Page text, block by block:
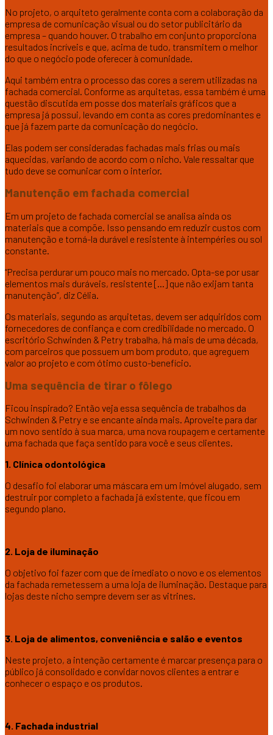
No projeto, o arquiteto geralmente conta com a colaboração da
empresa de comunicação visual ou do setor publicitário da
empresa – quando houver. O trabalho em conjunto proporciona
resultados incríveis e que, acima de tudo, transmitem o melhor
do que o negócio pode oferecer à comunidade.
Aqui também entra o processo das cores a serem utilizadas na
fachada comercial. Conforme as arquitetas, essa também é uma
questão discutida em posse dos materiais gráficos que a
empresa já possui, levando em conta as cores predominantes e
que já fazem parte da comunicação do negócio.
Elas podem ser consideradas fachadas mais frias ou mais
aquecidas, variando de acordo com o nicho. Vale ressaltar que
tudo deve se comunicar com o interior.
Manutenção em fachada comercial
Em um projeto de fachada comercial se analisa ainda os
materiais que a compõe. Isso pensando em reduzir custos com
manutenção e torná-la durável e resistente à intempéries ou sol
constante.
“Precisa perdurar um pouco mais no mercado. Opta-se por usar
elementos mais duráveis, resistente […] que não exijam tanta
manutenção”, diz Célia.
Os materiais, segundo as arquitetas, devem ser adquiridos com
fornecedores de confiança e com credibilidade no mercado. O
escritório Schwinden & Petry trabalha, há mais de uma década,
com parceiros que possuem um bom produto, que agreguem
valor ao projeto e com ótimo custo-benefício.
Uma sequência de tirar o fôlego
Ficou inspirado? Então veja essa sequência de trabalhos da
Schwinden & Petry e se encante ainda mais. Aproveite para dar
um novo sentido à sua marca, uma nova roupagem e certamente
uma fachada que faça sentido para você e seus clientes.
1. Clínica odontológica
O desafio foi elaborar uma máscara em um imóvel alugado, sem
destruir por completo a fachada já existente, que ficou em
segundo plano.
2. Loja de iluminação
O objetivo foi fazer com que de imediato o novo e os elementos
da fachada remetessem a uma loja de iluminação. Destaque para
lojas deste nicho sempre devem ser as vitrines.
3. Loja de alimentos, conveniência e salão e eventos
Neste projeto, a intenção certamente é marcar presença para o
público já consolidado e convidar novos clientes a entrar e
conhecer o espaço e os produtos.
4. Fachada industrial